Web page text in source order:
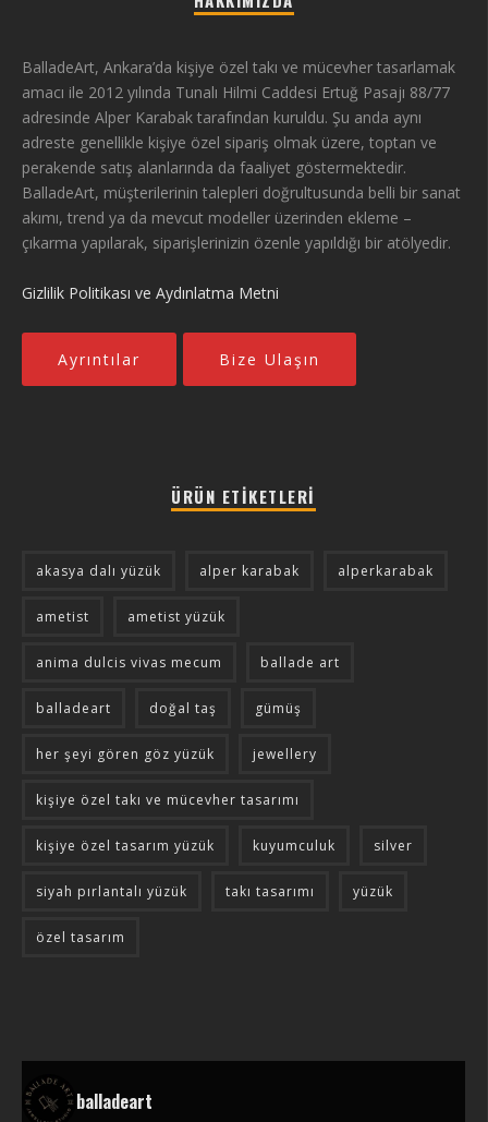
BalladeArt, Ankara’da kişiye özel takı ve mücevher tasarlamak
amacı ile 2012 yılında Tunalı Hilmi Caddesi Ertuğ Pasajı 88/77
adresinde Alper Karabak tarafından kuruldu. Şu anda aynı
adreste genellikle kişiye özel sipariş olmak üzere, toptan ve
perakende satış alanlarında da faaliyet göstermektedir.
BalladeArt, müşterilerinin talepleri doğrultusunda belli bir sanat
akımı, trend ya da mevcut modeller üzerinden ekleme –
çıkarma yapılarak, siparişlerinizin özenle yapıldığı bir atölyedir.
Gizlilik Politikası ve Aydınlatma Metni
Ayrıntılar Bize Ulaşın
ÜRÜN ETIKETLERI
akasya dalı yüzük alper karabak alperkarabak
ametist ametist yüzük
anima dulcis vivas mecum ballade art
balladeart doğal taş gümüş
her şeyi gören göz yüzük jewellery
kişiye özel takı ve mücevher tasarımı
kişiye özel tasarım yüzük kuyumculuk silver
siyah pırlantalı yüzük takı tasarımı yüzük
özel tasarım
balladeart